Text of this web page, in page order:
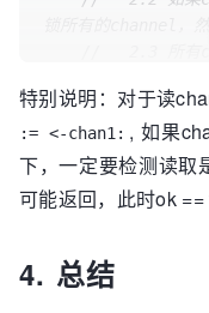
//   2.3 所有
//3. 所有case
//   3.1 将当前
//   3.2 当将协
//   4.1 如果是
//   4.2 如果是
返回(case index,
特别说明：对于读
:= <-chan1: , 如果
下，一定要检测读取
可能返回，此时ok ==
4. 总结